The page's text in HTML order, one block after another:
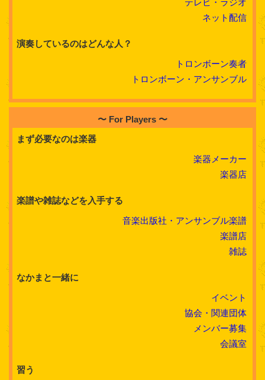
テレビ・ラジオ
ネット配信
演奏しているのはどんな人？
トロンボーン奏者
トロンボーン・アンサンブル
〜 For Players 〜
まず必要なのは楽器
楽器メーカー
楽器店
楽譜や雑誌などを入手する
音楽出版社・アンサンブル楽譜
楽譜店
雑誌
なかまと一緒に
イベント
協会・関連団体
メンバー募集
会議室
習う